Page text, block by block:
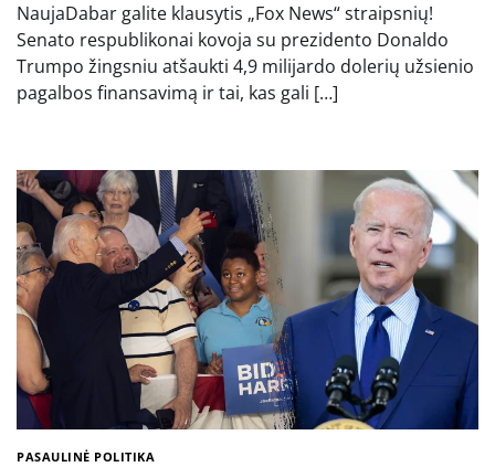
NaujaDabar galite klausytis „Fox News“ straipsnių!
Senato respublikonai kovoja su prezidento Donaldo
Trumpo žingsniu atšaukti 4,9 milijardo dolerių užsienio
pagalbos finansavimą ir tai, kas gali […]
PASAULINĖ POLITIKA